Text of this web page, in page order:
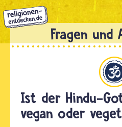
Direkt
zum
Inhalt
Ist der Hindu-
vegan oder